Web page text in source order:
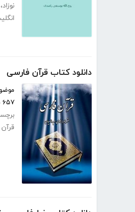
نوزاد،
دانلود کتاب قرآن فارسی
۶۵۷ صفحه